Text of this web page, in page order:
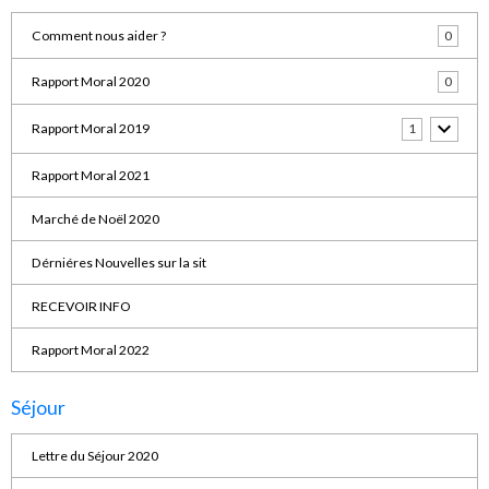
Comment nous aider ? 0
Rapport Moral 2020 0
Rapport Moral 2019 1
Rapport Moral 2021
Marché de Noël 2020
Dérniéres Nouvelles sur la sit
RECEVOIR INFO
Rapport Moral 2022
Séjour
Lettre du Séjour 2020